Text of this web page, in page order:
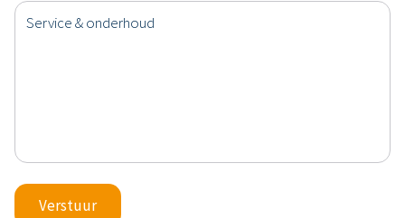
Verstuur